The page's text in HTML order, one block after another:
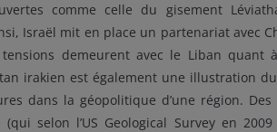
comme celle du gisement
Israël mit en place un partenariat avec
demeurent avec le Liban quant
irakien est également une illustration
dans la géopolitique d’une région.
selon l’US Geological Survey en